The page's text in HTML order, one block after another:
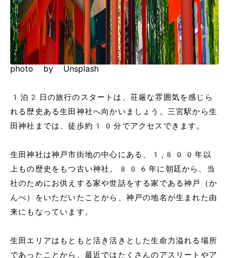
photo by Unsplash
1泊2日の旅行のスタートは、荘厳な雰囲気を感じら
れる歴史ある生田神社へ向かいましょう。三宮駅から生
田神社までは、徒歩約10分でアクセスできます。
生田神社は神戸市街地の中心にある、1,800年以
上もの歴史をもつ古い神社。806年に朝廷から、当
社のためにお供えする家や世話をする家である神戸（か
んべ）をいただいたことから、神戸の地名が生まれた由
来にもなっています。
生田エリアはもともと活き活きとした生命力溢れる場所
であったことから、最近ではたくさんのアスリートやア